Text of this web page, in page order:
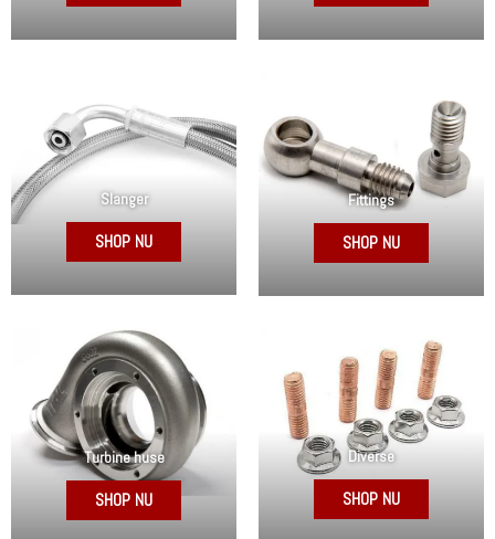
Slanger
SHOP NU
Fittings
SHOP NU
Turbine huse
SHOP NU
Diverse
SHOP NU